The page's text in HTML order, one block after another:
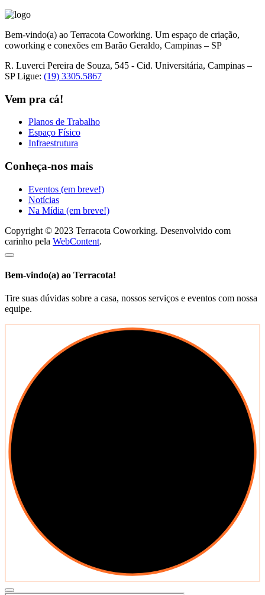
Bem-vindo(a) ao Terracota Coworking. Um espaço de criação,
coworking e conexões em Barão Geraldo, Campinas – SP
R. Luverci Pereira de Souza, 545 - Cid. Universitária, Campinas –
SP Ligue: (19) 3305.5867
Vem pra cá!
Planos de Trabalho
Espaço Físico
Infraestrutura
Conheça-nos mais
Eventos (em breve!)
Notícias
Na Mídia (em breve!)
Copyright © 2023 Terracota Coworking. Desenvolvido com
carinho pela WebContent.
Bem-vindo(a) ao Terracota!
Tire suas dúvidas sobre a casa, nossos serviços e eventos com nossa
equipe.